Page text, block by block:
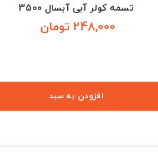
تسمه کولر آبی آبسال 3500
248,000 تومان
افزودن به سبد